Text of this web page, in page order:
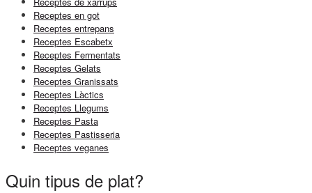
Receptes en got
Receptes entrepans
Receptes Escabetx
Receptes Fermentats
Receptes Gelats
Receptes Granissats
Receptes Làctics
Receptes Llegums
Receptes Pasta
Receptes Pastisseria
Receptes veganes
Quin tipus de plat?